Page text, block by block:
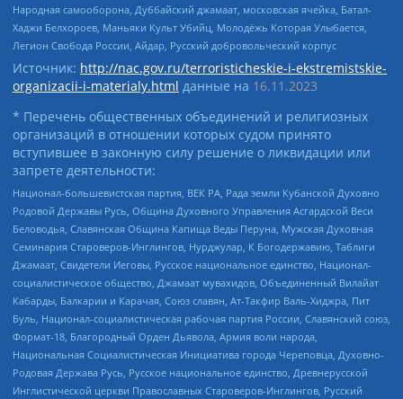
Народная самооборона, Дуббайский джамаат, московская ячейка, Батал-
Хаджи Белхороев, Маньяки Культ Убийц, Молодёжь Которая Улыбается,
Легион Свобода России, Айдар, Русский добровольческий корпус
Источник: http://nac.gov.ru/terroristicheskie-i-ekstremistskie-
organizacii-i-materialy.html данные на 16.11.2023
* Перечень общественных объединений и религиозных
организаций в отношении которых судом принято
вступившее в законную силу решение о ликвидации или
запрете деятельности:
Национал-большевистская партия, ВЕК РА, Рада земли Кубанской Духовно
Родовой Державы Русь, Община Духовного Управления Асгардской Веси
Беловодья, Славянская Община Капища Веды Перуна, Мужская Духовная
Семинария Староверов-Инглингов, Нурджулар, К Богодержавию, Таблиги
Джамаат, Свидетели Иеговы, Русское национальное единство, Национал-
социалистическое общество, Джамаат мувахидов, Объединенный Вилайат
Кабарды, Балкарии и Карачая, Союз славян, Ат-Такфир Валь-Хиджра, Пит
Буль, Национал-социалистическая рабочая партия России, Славянский союз,
Формат-18, Благородный Орден Дьявола, Армия воли народа,
Национальная Социалистическая Инициатива города Череповца, Духовно-
Родовая Держава Русь, Русское национальное единство, Древнерусской
Инглистической церкви Православных Староверов-Инглингов, Русский